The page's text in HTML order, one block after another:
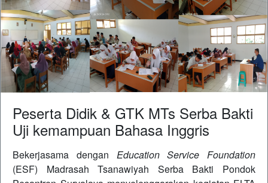
Peserta Didik & GTK MTs Serba Bakti
Uji kemampuan Bahasa Inggris
Bekerjasama dengan Education Service Foundation
(ESF) Madrasah Tsanawiyah Serba Bakti Pondok